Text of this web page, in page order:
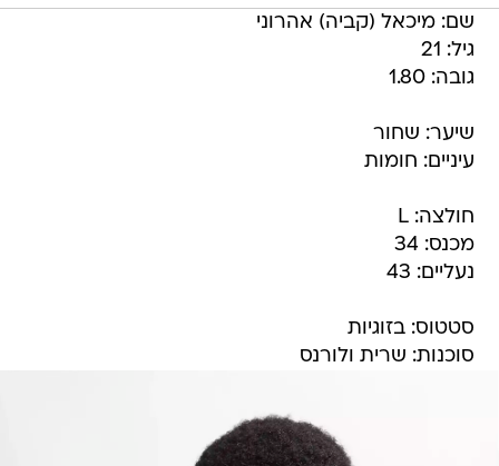
שם: מיכאל (קביה) אהרוני
גיל: 21
גובה: 1.80
שיער: שחור
עיניים: חומות
חולצה: L
מכנס: 34
נעליים: 43
סטטוס: בזוגיות
סוכנות: שרית ולורנס